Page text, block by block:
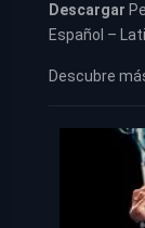
Descargar
Español –
Descubre